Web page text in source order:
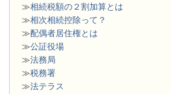
≫相続税額の２割加算とは
≫相次相続控除って？
≫配偶者居住権とは
≫公証役場
≫法務局
≫税務署
≫法テラス